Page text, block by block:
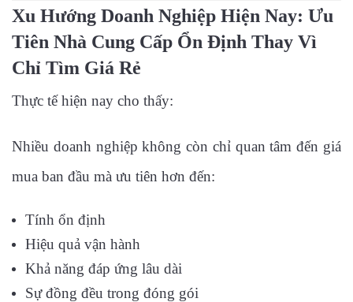
Xu Hướng Doanh Nghiệp Hiện Nay: Ưu
Tiên Nhà Cung Cấp Ổn Định Thay Vì
Chỉ Tìm Giá Rẻ
Thực tế hiện nay cho thấy:
Nhiều doanh nghiệp không còn chỉ quan tâm đến giá
mua ban đầu mà ưu tiên hơn đến:
Tính ổn định
Hiệu quả vận hành
Khả năng đáp ứng lâu dài
Sự đồng đều trong đóng gói